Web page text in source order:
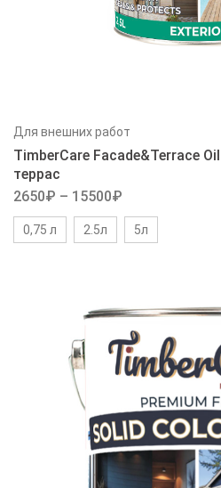
Для внешних работ
TimberCare Facade&Terrace
террас
2650₽ – 15500₽
0,75 л 2.5л 5л